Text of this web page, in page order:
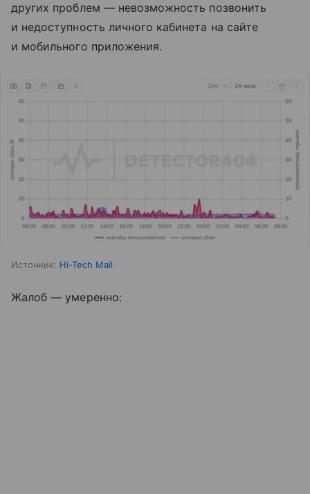
других проблем — невозможность позвонить
и недоступность личного кабинета на сайте
и мобильного приложения.
Источник: Hi-Tech Mail
Жалоб — умеренно: